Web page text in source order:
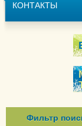
КОНТАКТЫ
Фильтр